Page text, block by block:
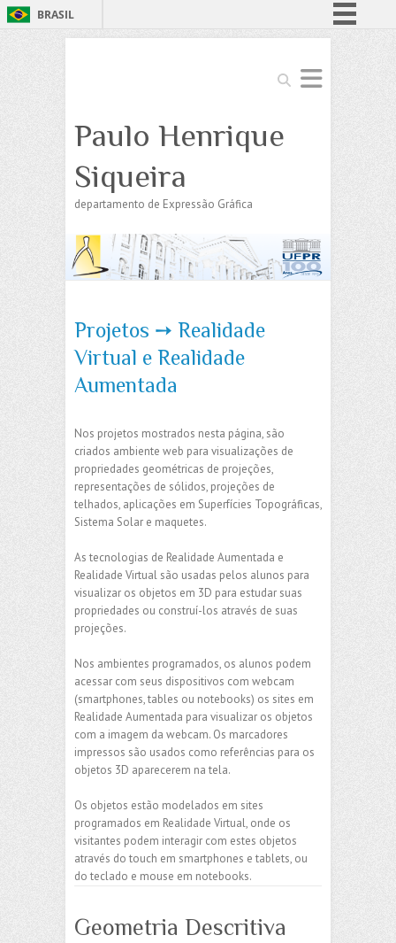
BRASIL
Simplifique!
Comunica BR
Acesso à informação
Search
Paulo Henrique
Siqueira
departamento de Expressão Gráfica
Projetos ➙ Realidade
Virtual e Realidade
Aumentada
Nos projetos mostrados nesta página, são
criados ambiente web para visualizações de
propriedades geométricas de projeções,
representações de sólidos, projeções de
telhados, aplicações em Superfícies Topográficas,
Sistema Solar e maquetes.
As tecnologias de Realidade Aumentada e
Realidade Virtual são usadas pelos alunos para
visualizar os objetos em 3D para estudar suas
propriedades ou construí-los através de suas
projeções.
Nos ambientes programados, os alunos podem
acessar com seus dispositivos com webcam
(smartphones, tables ou notebooks) os sites em
Realidade Aumentada para visualizar os objetos
com a imagem da webcam. Os marcadores
impressos são usados como referências para os
objetos 3D aparecerem na tela.
Os objetos estão modelados em sites
programados em Realidade Virtual, onde os
visitantes podem interagir com estes objetos
através do touch em smartphones e tablets, ou
do teclado e mouse em notebooks.
Geometria Descritiva